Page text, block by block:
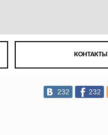
КОНТАКТЫ
232 232